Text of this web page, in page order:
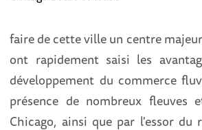
faire de cette ville un centre
ont rapidement saisi les
développement du commerce
présence de nombreux fleuves
Chicago, ainsi que par l'essor du